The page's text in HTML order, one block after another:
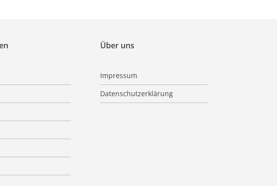
Über uns
Impressum
Datenschutzerklärung